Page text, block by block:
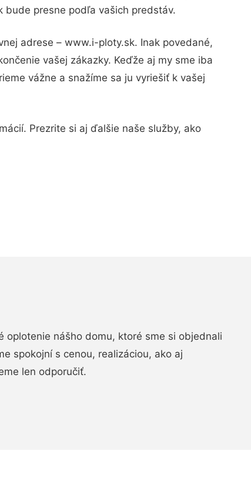
presne podľa vašich predstáv.
adrese – www.i-ploty.sk. Inak povedané,
vašej zákazky. Keďže aj my sme iba
vážne a snažíme sa ju vyriešiť k vašej
Prezrite si aj ďalšie naše služby, ako
oplotenie nášho domu, ktoré sme si objednali
spokojní s cenou, realizáciou, ako aj
len odporučiť.